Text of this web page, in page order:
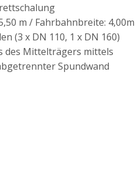
m / Fahrbahnbreite: 4,00m
(3 x DN 110, 1 x DN 160)
des Mittelträgers mittels
Spundwand